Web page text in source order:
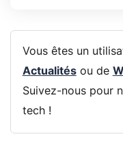
Vous êtes un
Actualitésou de
Suivez-nous pour
tech !